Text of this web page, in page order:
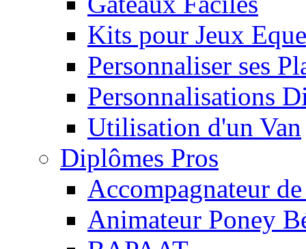
Kits pour Jeux
Personnaliser ses
Personnalisations
Utilisation d'un Van
Diplômes Pros
Accompagnateur
Animateur Poney